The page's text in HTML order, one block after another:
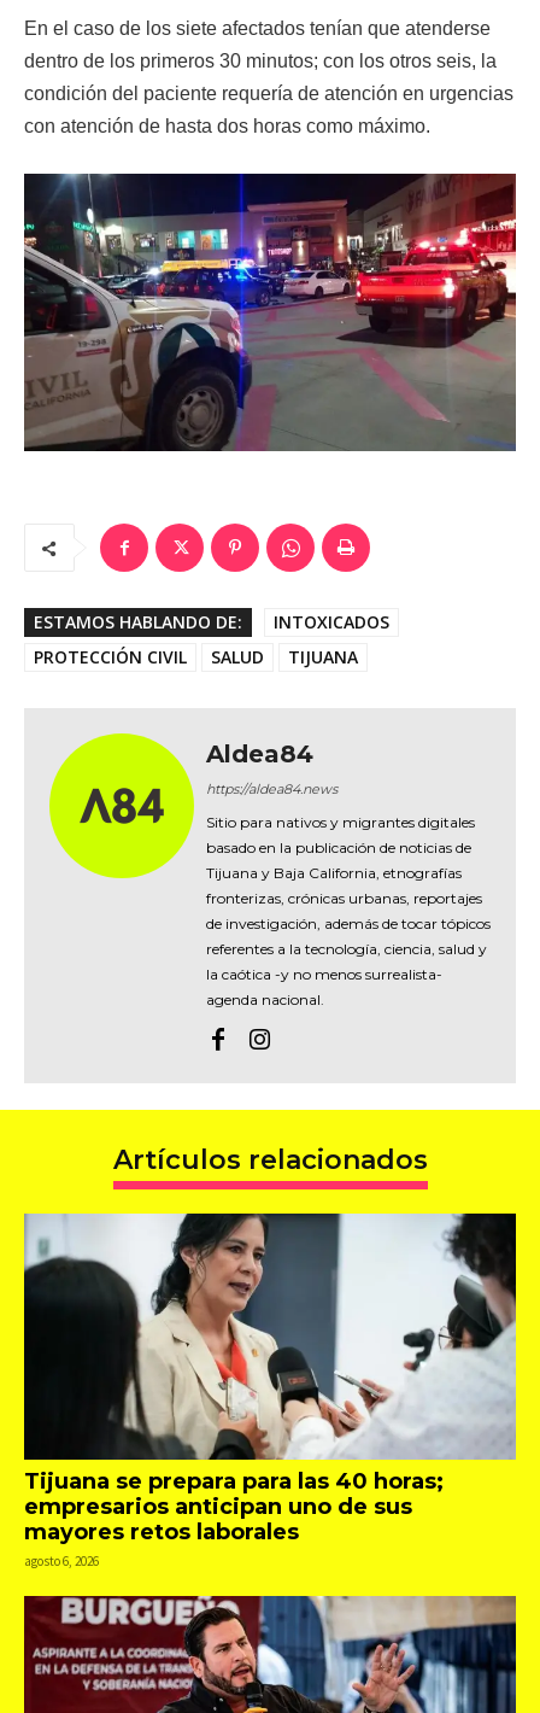
En el caso de los siete afectados tenían que atenderse
dentro de los primeros 30 minutos; con los otros seis, la
condición del paciente requería de atención en urgencias
con atención de hasta dos horas como máximo.
ESTAMOS HABLANDO DE:
INTOXICADOS
PROTECCIÓN CIVIL
SALUD TIJUANA
Aldea84
https://aldea84.news
Sitio para nativos y migrantes digitales
basado en la publicación de noticias de
Tijuana y Baja California, etnografías
fronterizas, crónicas urbanas, reportajes
de investigación, además de tocar tópicos
referentes a la tecnología, ciencia, salud y
la caótica -y no menos surrealista-
agenda nacional.
Artículos relacionados
Tijuana se prepara para las 40 horas;
empresarios anticipan uno de sus
mayores retos laborales
agosto 6, 2026